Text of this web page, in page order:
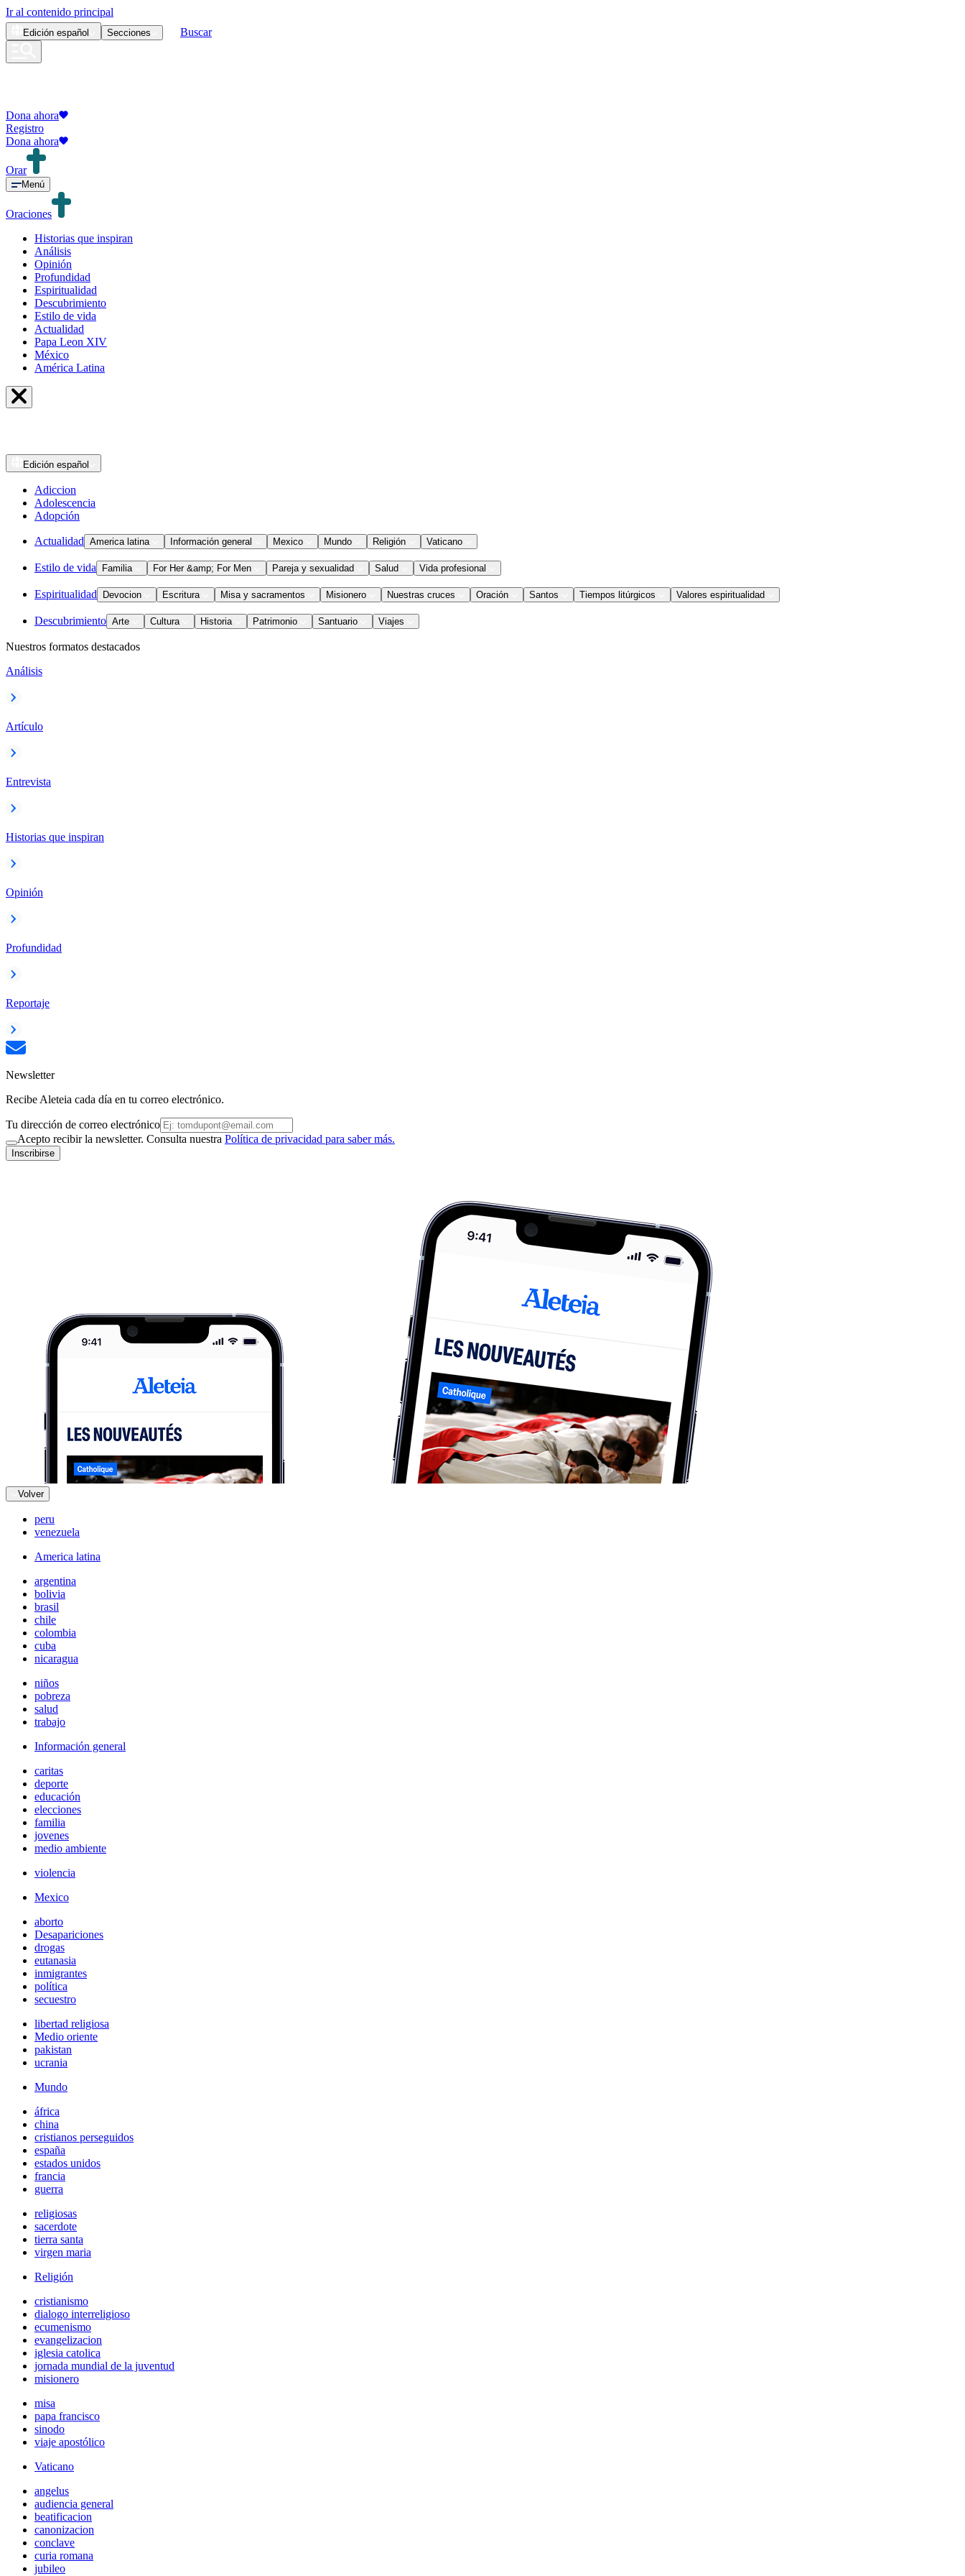
Ir al contenido principal
Edición español Secciones Buscar
Dona ahora
Registro
Dona ahora
Orar
Menú
Oraciones
Historias que inspiran
Análisis
Opinión
Profundidad
Espiritualidad
Descubrimiento
Estilo de vida
Actualidad
Papa Leon XIV
México
América Latina
Edición español
Adiccion
Adolescencia
Adopción
Actualidad America latina Información general Mexico Mundo Religión Vaticano
Estilo de vida Familia For Her &amp; For Men Pareja y sexualidad Salud Vida profesional
Espiritualidad Devocion Escritura Misa y sacramentos Misionero Nuestras cruces Oración Santos Tiempos litúrgicos Valores espiritualidad
Descubrimiento Arte Cultura Historia Patrimonio Santuario Viajes
Nuestros formatos destacados
Análisis
Artículo
Entrevista
Historias que inspiran
Opinión
Profundidad
Reportaje
Newsletter
Recibe Aleteia cada día en tu correo electrónico.
Tu dirección de correo electrónico
Acepto recibir la newsletter. Consulta nuestra Política de privacidad para saber más.
Inscribirse
Volver
peru
venezuela
America latina
argentina
bolivia
brasil
chile
colombia
cuba
nicaragua
niños
pobreza
salud
trabajo
Información general
caritas
deporte
educación
elecciones
familia
jovenes
medio ambiente
violencia
Mexico
aborto
Desapariciones
drogas
eutanasia
inmigrantes
política
secuestro
libertad religiosa
Medio oriente
pakistan
ucrania
Mundo
áfrica
china
cristianos perseguidos
españa
estados unidos
francia
guerra
religiosas
sacerdote
tierra santa
virgen maria
Religión
cristianismo
dialogo interreligioso
ecumenismo
evangelizacion
iglesia catolica
jornada mundial de la juventud
misionero
misa
papa francisco
sinodo
viaje apostólico
Vaticano
angelus
audiencia general
beatificacion
canonizacion
conclave
curia romana
jubileo